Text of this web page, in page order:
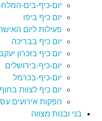
יום-כיף-בים-
יום כיף ביפו
פעילות ליום
יום כיף בבריכה
יום כיף בזכרון
יום-כיף-בירושלים
יום-כיף-בכרמל
יום כיף לצוות
הפקות אירועים
בני ובנות מצווה